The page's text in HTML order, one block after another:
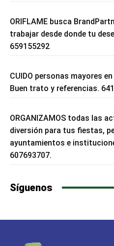
ORIFLAME busca
trabajar desde donde tu
659155292
CUIDO personas mayores
Buen trato y referencias.
ORGANIZAMOS todas las
diversión para tus fiestas,
ayuntamientos e
607693707.
Síguenos